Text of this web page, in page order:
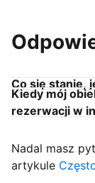
Co się stanie,
Kiedy mój
rezerwacji w
Nadal masz
artykule